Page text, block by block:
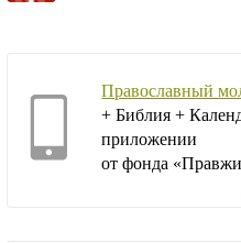
Православный
+ Библия +
приложении
от фонда